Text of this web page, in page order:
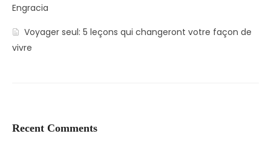
Engracia
Voyager seul: 5 leçons qui changeront votre façon de
vivre
Recent Comments